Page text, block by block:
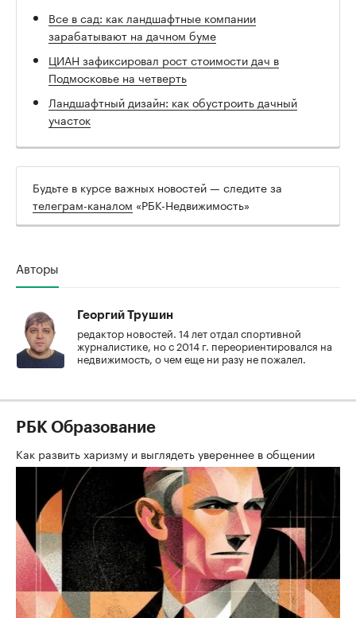
Все в сад: как ландшафтные компании
зарабатывают на дачном буме
ЦИАН зафиксировал рост стоимости дач в
Подмосковье на четверть
Ландшафтный дизайн: как обустроить дачный
участок
Будьте в курсе важных новостей — следите за
телеграм-каналом «РБК-Недвижимость»
Авторы
Георгий Трушин
редактор новостей. 14 лет отдал спортивной
журналистике, но с 2014 г. переориентировался на
недвижимость, о чем еще ни разу не пожалел.
РБК Образование
Как развить харизму и выглядеть увереннее в общении